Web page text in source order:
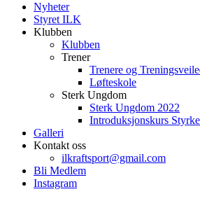
Nyheter
Styret ILK
Klubben
Klubben
Trener
Trenere og
Løfteskole
Sterk Ungdom
Sterk Ungdom 2022
Introduksjonskurs
Galleri
Kontakt oss
ilkraftsport@gmail.com
Bli Medlem
Instagram